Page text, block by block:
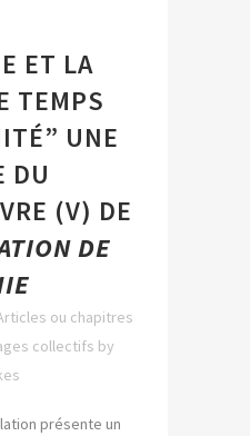
ET LA
TEMPS
UNE
DU
(V) DE
DE
ou chapitres
collectifs by
présente un